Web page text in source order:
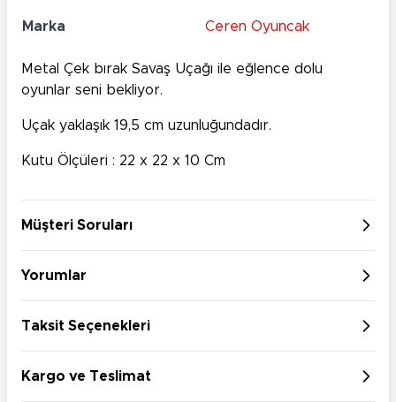
Marka Ceren Oyuncak
Metal Çek bırak Savaş Uçağı ile eğlence dolu
oyunlar seni bekliyor.
Uçak yaklaşık 19,5 cm uzunluğundadır.
Kutu Ölçüleri : 22 x 22 x 10 Cm
Müşteri Soruları
Yorumlar
Taksit Seçenekleri
Kargo ve Teslimat